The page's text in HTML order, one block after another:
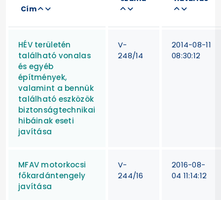
Cím
HÉV területén
található vonalas
és egyéb
építmények,
valamint a bennük
található eszközök
biztonságtechnikai
hibáinak eseti
javítása
V-
248/14
2014-08-11
08:30:12
MFAV motorkocsi
főkardántengely
javítása
V-
244/16
2016-08-
04 11:14:12